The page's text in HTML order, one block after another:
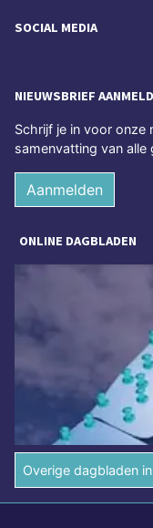
SOCIAL MEDIA
NIEUWSBRIEF
Schrijf je in voor onze
samenvatting van alle
Aanmelden
ONLINE DAGBLADEN
Overige dagbladen